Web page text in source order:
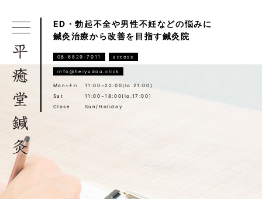
ED・勃起不全や男性不妊などの悩みに
鍼灸治療から改善を目指す鍼灸院
06-6829-7011 access
info@heiyudou.click
Mon~Fri
11:00~22:00(lo.21:00)
Sat
11:00~18:00(lo.17:00)
Close
Sun/Holiday